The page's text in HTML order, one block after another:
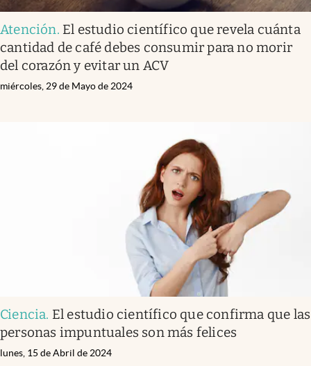
Atención. El estudio científico que revela cuánta
cantidad de café debes consumir para no morir
del corazón y evitar un ACV
miércoles, 29 de Mayo de 2024
Ciencia. El estudio científico que confirma que las
personas impuntuales son más felices
lunes, 15 de Abril de 2024